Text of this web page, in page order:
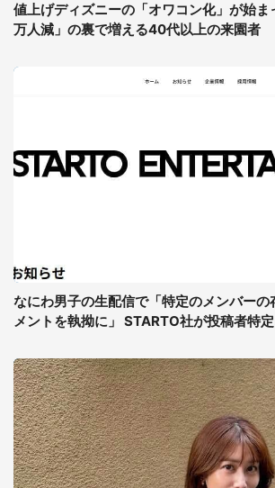
値上げディズニーの「オワコン化」が始
万人減」の裏で増える40代以上の来園者
なにわ男子の生配信で「特定のメンバーの
メントを執拗に」 STARTO社が投稿者特